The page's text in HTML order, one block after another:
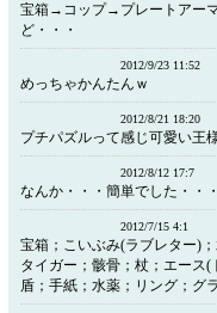
宝箱→コップ→プレートアー
ど・・・
2012/9/23 11:52
めっちゃかんたんｗ
2012/8/21 18:20
プチパズルって感じ可愛い王
2012/8/12 17:7
なんか・・・簡単でした・・・
2012/7/15 4:1
宝箱；こいぶみ(ラブレター)
タイガー；骸骨；杖；エース
盾；手紙；水薬；リング；グ